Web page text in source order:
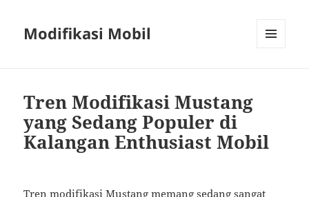
Modifikasi Mobil
Tren Modifikasi Mustang
yang Sedang Populer di
Kalangan Enthusiast Mobil
Tren modifikasi Mustang memang sedang sangat